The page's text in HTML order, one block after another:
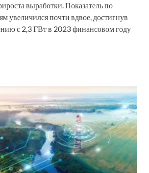
выработки. Показатель по
увеличился почти вдвое, достигнув
с 2,3 ГВт в 2023 финансовом году